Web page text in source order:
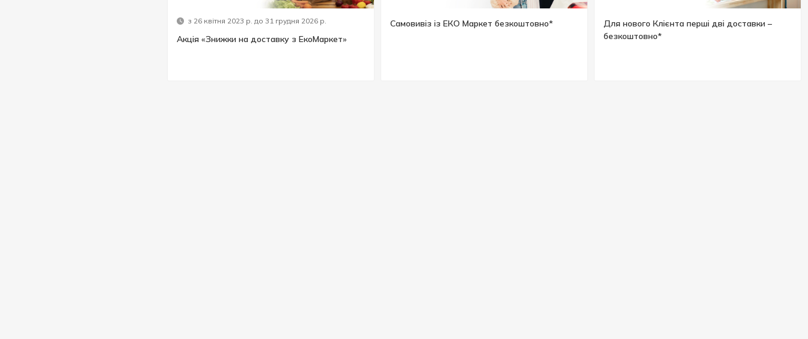
з 26 квітня 2023 р. до 31 грудня 2026 р.
Акція «Знижки на доставку з ЕкоМаркет»
Самовивіз із ЕКО Маркет безкоштовно*
Для нового Клієнта перші дві доставки –
безкоштовно*